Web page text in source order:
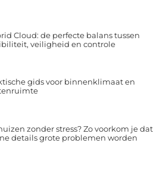
Cloud: de perfecte balans tussen
veiligheid en controle
gids voor binnenklimaat en
zonder stress? Zo voorkom je dat
details grote problemen worden